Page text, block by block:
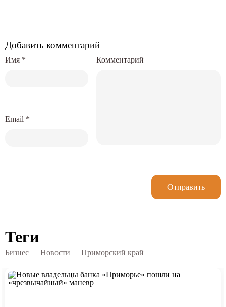
Добавить комментарий
Комментарий
Имя *
Email *
Отправить
Теги
Бизнес Новости Приморский край